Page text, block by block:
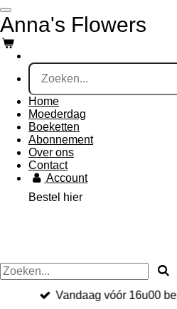
Ga
direct
naar
de
hoofdinhoud
Anna's Flowers
Home
Moederdag
Boeketten
Abonnement
Over ons
Contact
Account
Bestel hier
Vandaag vóór 16u00